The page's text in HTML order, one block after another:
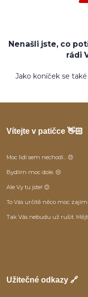
Nenašli jste, co
rádi
Jako koníček se
Vítejte v patičce 👋🏻
Moc lidí sem nechodí... 😞
Bydlím moc dole. 😒
Ale Vy tu jste! 😊
To Vás určitě něco moc
Tak Vás nebudu už rušit.
Užitečné odkazy 🔗